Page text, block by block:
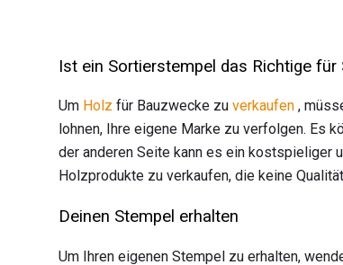
Ist ein Sortierstempel das Richtige für
Um Holz für Bauzwecke zu verkaufen ,
lohnen, Ihre eigene Marke zu verfolgen. Es
der anderen Seite kann es ein kostspieliger
Holzprodukte zu verkaufen, die keine
Deinen Stempel erhalten
Um Ihren eigenen Stempel zu erhalten,